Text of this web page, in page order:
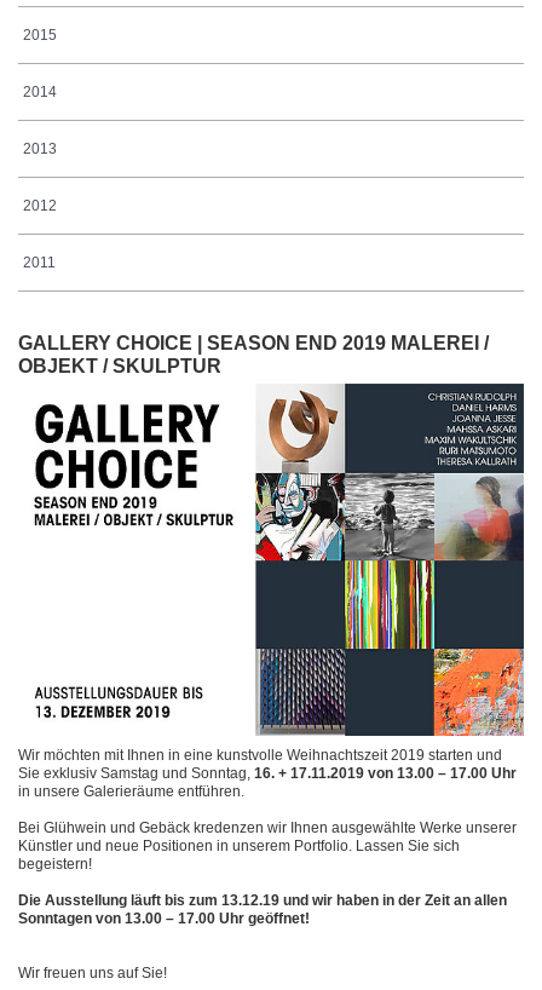
2015
2014
2013
2012
2011
GALLERY CHOICE | SEASON END 2019 MALEREI /
OBJEKT / SKULPTUR
Wir möchten mit Ihnen in eine kunstvolle Weihnachtszeit 2019 starten und
Sie exklusiv Samstag und Sonntag, 16. + 17.11.2019 von 13.00 – 17.00 Uhr
in unsere Galerieräume entführen.
Bei Glühwein und Gebäck kredenzen wir Ihnen ausgewählte Werke unserer
Künstler und neue Positionen in unserem Portfolio. Lassen Sie sich
begeistern!
Die Ausstellung läuft bis zum 13.12.19 und wir haben in der Zeit an allen
Sonntagen von 13.00 – 17.00 Uhr geöffnet!
Wir freuen uns auf Sie!